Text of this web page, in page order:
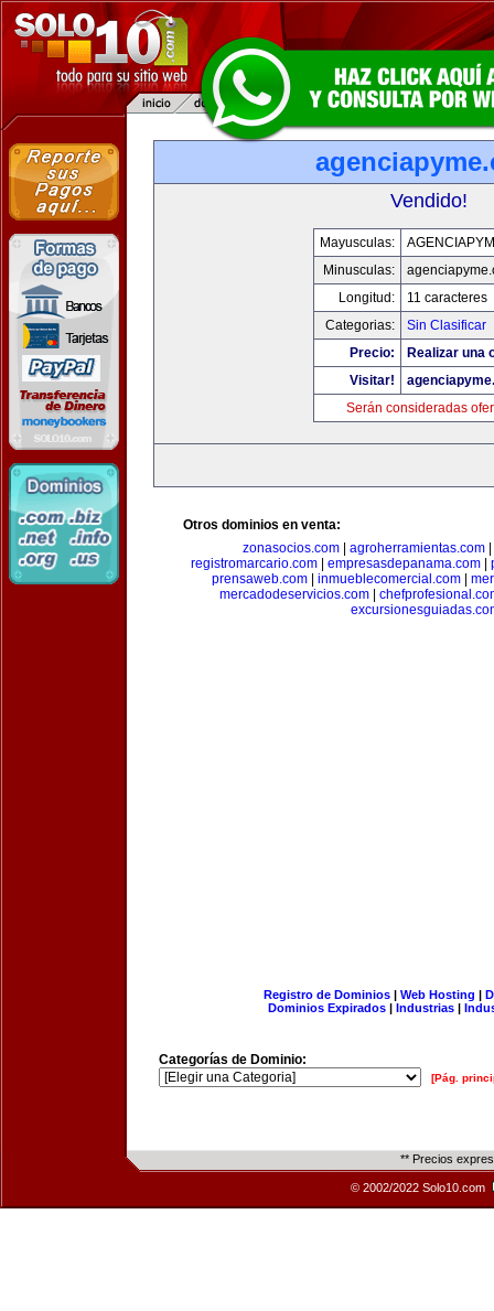
Vendido!
Mayusculas:
Minusculas:
Longitud:
11 caracteres
Categorias:
Sin Clasificar
Precio:
Realizar una
Visitar!
Serán consideradas
Otros dominios en venta:
zonasocios.com
agroherramientas.com
registromarcario.com| empresasdepanama.com|
prensaweb.com| inmueblecomercial.com|
mercadodeservicios.com
Registro de Dominios| Web Hosting |
Dominios Expirados | Industrias |
Categorías de Dominio:
[Pág.
** Precios
© 2002/2022 Solo10.com